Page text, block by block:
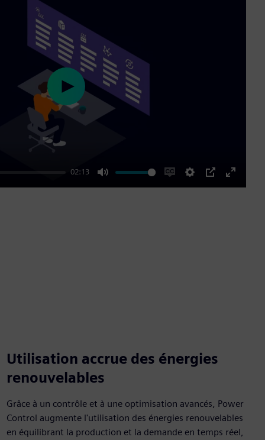
02:13
Mute
EnableSettings
PIP
Enter
Play
Utilisation accrue des énergies
renouvelables
Grâce à un contrôle et à une optimisation avancés, Power
Control augmente l'utilisation des énergies renouvelables
en équilibrant la production et la demande en temps réel,